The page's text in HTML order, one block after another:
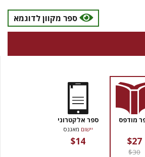
ספר מקוון לדוגמא
מודפס
$27
$30
ספר אלקטרוני
יישום מאגנס
$14